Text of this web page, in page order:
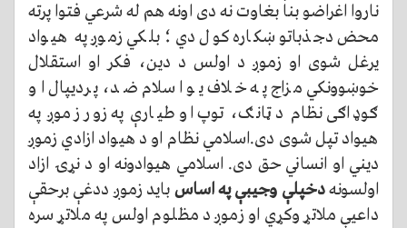
ناروا اغراضو بنا بغاوت نه دی اونه هم له شرعي فتوا پرته
محض دجذباتو ښکاره کول دي؛ بلکي زموږ په هیواد
یرغل شوی او زموږ د اولس د دین، فکر او استقلال
خوښوونکي مزاج په خلاف یو اسلام ضد، پردیپال او
ګوډاګی نظام د ټانګ، توپ او طیارې په زور زموږ په
هیواد تپل شوی دی.اسلامي نظام او د هیواد ازادي زموږ
دیني او انساني حق دی. اسلامي هیوادونه او د نړۍ ازاد
اولسونهدخپلې وجیبې په اساس باید زموږ ددغې برحقې
داعیې ملاتړ وکړي او زموږ د مظلوم اولس په ملاتړ سره